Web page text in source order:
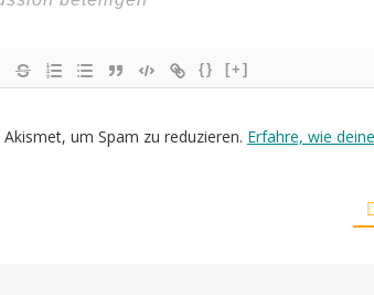
{} [+]
um Spam zu reduzieren. Erfahre, wie